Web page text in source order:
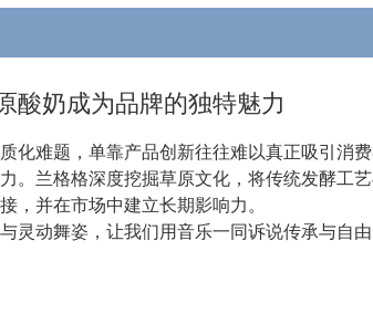
奶成为品牌的独特魅力
化难题，单靠产品创新往往难以真正吸引消
。兰格格深度挖掘草原文化，将传统发酵工
，并在市场中建立长期影响力。
动舞姿，让我们用音乐一同诉说传承与自由